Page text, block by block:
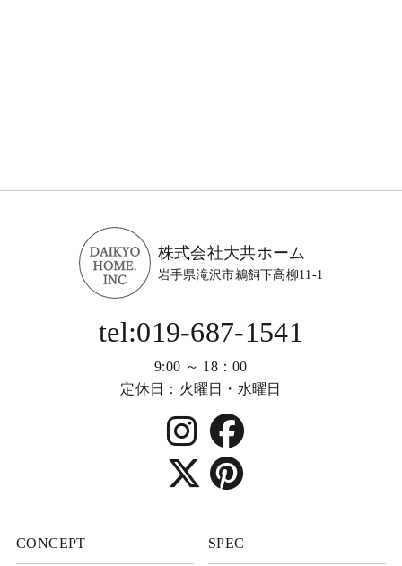
株式会社大共ホーム
岩手県滝沢市鵜飼下高柳11-1
tel:019-687-1541
9:00 ～ 18：00
定休日：火曜日・水曜日
CONCEPT SPEC